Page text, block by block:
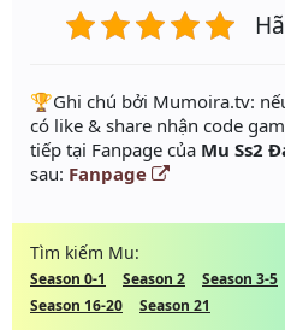
️🏆Ghi chú bởi Mumoira.tv:
có like & share nhận code
tiếp tại Fanpage của Mu Ss2
sau: Fanpage
Tìm kiếm Mu:
Season 0-1 Season 2 Season 3-5
Season 16-20
Season 21